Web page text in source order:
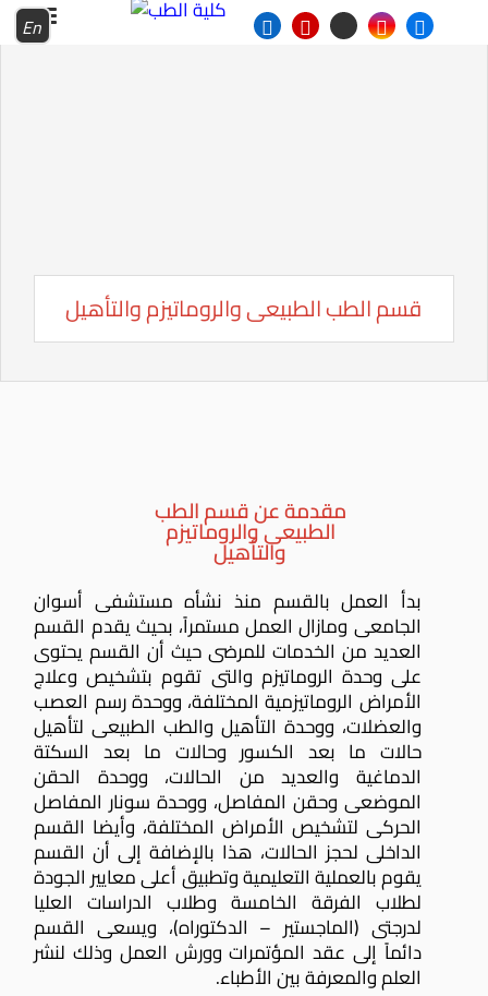
En
قسم الطب الطبيعى والروماتيزم والتأهيل
مقدمة عن قسم الطب
الطبيعى والروماتيزم
والتأهيل
بدأ العمل بالقسم منذ نشأه مستشفى أسوان
الجامعى ومازال العمل مستمراً، بحيث يقدم القسم
العديد من الخدمات للمرضى حيث أن القسم يحتوى
على وحدة الروماتيزم والتى تقوم بتشخيص وعلاج
الأمراض الروماتيزمية المختلفة، ووحدة رسم العصب
والعضلات، ووحدة التأهيل والطب الطبيعى لتأهيل
حالات ما بعد الكسور وحالات ما بعد السكتة
الدماغية والعديد من الحالات، ووحدة الحقن
الموضعى وحقن المفاصل، ووحدة سونار المفاصل
الحركى لتشخيص الأمراض المختلفة، وأيضا القسم
الداخلى لحجز الحالات، هذا بالإضافة إلى أن القسم
يقوم بالعملية التعليمية وتطبيق أعلى معايير الجودة
لطلاب الفرقة الخامسة وطلاب الدراسات العليا
لدرجتى (الماجستير – الدكتوراه)، ويسعى القسم
دائماً إلى عقد المؤتمرات وورش العمل وذلك لنشر
العلم والمعرفة بين الأطباء.